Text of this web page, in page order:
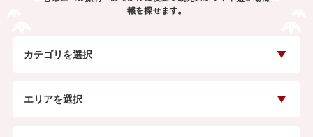
報を探せます。
カテゴリを選択
エリアを選択